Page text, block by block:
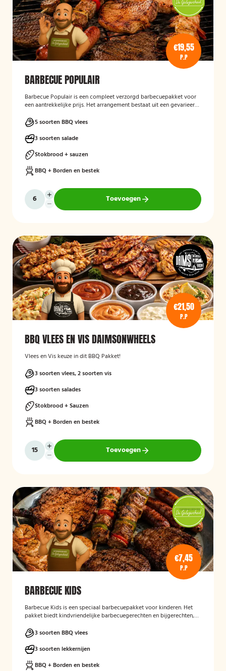
€19,55
P.P
BARBECUE POPULAIR
Barbecue Populair is een compleet verzorgd barbecuepakket voor
een aantrekkelijke prijs. Het arrangement bestaat uit een gevarieerde
stokbrood. Daarnaast worden barbecue, borden en bestek
meegeleverd en weer opgehaald, zodat gasten zorgeloos kunnen
genieten van een gezellige barbecue.
5 soorten BBQ vlees
3 soorten salade
Stokbrood + sauzen
BBQ + Borden en bestek
Toevoegen
€21,50
P.P
BBQ VLEES EN VIS DAIMSONWHEELS
Vlees en Vis keuze in dit BBQ Pakket!
3 soorten vlees, 2 soorten vis
3 soorten salades
Stokbrood + Sauzen
BBQ + Borden en bestek
Toevoegen
€7,45
P.P
BARBECUE KIDS
Barbecue Kids is een speciaal barbecuepakket voor kinderen. Het
pakket biedt kindvriendelijke barbecuegerechten en bijgerechten,
BBQ-ervaring tijdens een feest, familiedag of andere gelegenheid.
3 soorten BBQ vlees
3 soorten lekkernijen
BBQ + Borden en bestek